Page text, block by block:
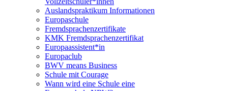
Auslandspraktikum Informationen
Europaschule
Fremdsprachenzertifikate
KMK Fremdsprachenzertifikat
Europaassistent*in
Europaclub
BWV means Business
Schule mit Courage
Wann wird eine Schule eine